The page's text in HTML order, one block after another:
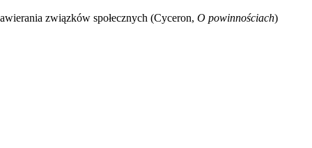
związków społecznych (Cyceron, O powinnościach)